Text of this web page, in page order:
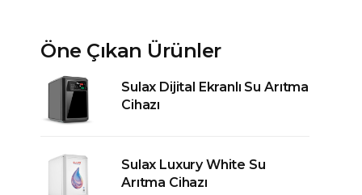
Öne Çıkan Ürünler
Sulax Dijital Ekranlı Su Arıtma
Cihazı
Sulax Luxury White Su
Arıtma Cihazı